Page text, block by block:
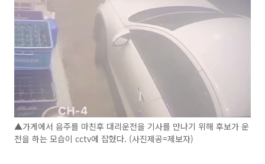
▲가게에서 음주를 마친후 대리운전을 기사를 만나기 위해 후보가 운
전을 하는 모습이 cctv에 잡혔다. (사진제공=제보자)